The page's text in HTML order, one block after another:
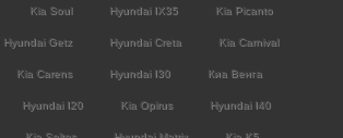
Kia Soul Hyundai IX35 Kia Picanto
Hyundai Getz Hyundai Creta Kia Carnival
Kia Carens Hyundai I30 Киа Венга
Hyundai I20 Kia Opirus Hyundai I40